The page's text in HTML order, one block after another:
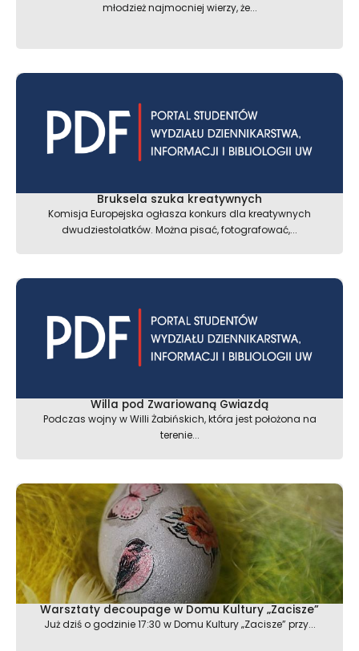
młodzież najmocniej wierzy, że...
Bruksela szuka kreatywnych
Komisja Europejska ogłasza konkurs dla kreatywnych
dwudziestolatków. Można pisać, fotografować,...
Willa pod Zwariowaną Gwiazdą
Podczas wojny w Willi Żabińskich, która jest położona na
terenie...
Warsztaty decoupage w Domu Kultury „Zacisze”
Już dziś o godzinie 17:30 w Domu Kultury „Zacisze” przy...